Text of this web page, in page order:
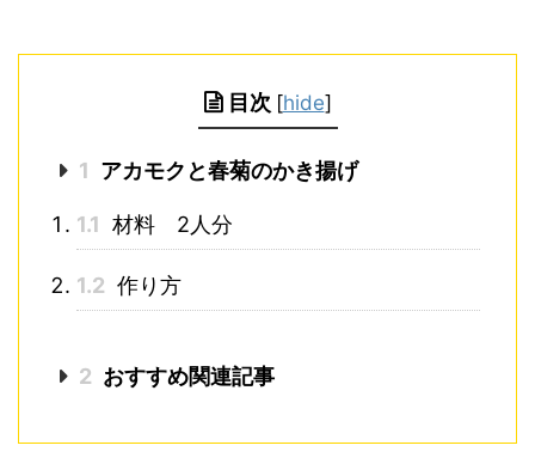
目次 [hide]
1 アカモクと春菊のかき揚げ
1.1 材料 2人分
1.2 作り方
2 おすすめ関連記事